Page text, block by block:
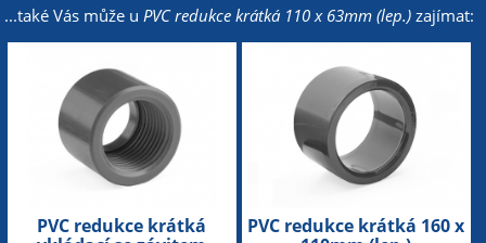
...také Vás může u PVC redukce krátká 110 x 63mm (lep.) zajímat:
PVC redukce krátká
PVC redukce krátká 160 x